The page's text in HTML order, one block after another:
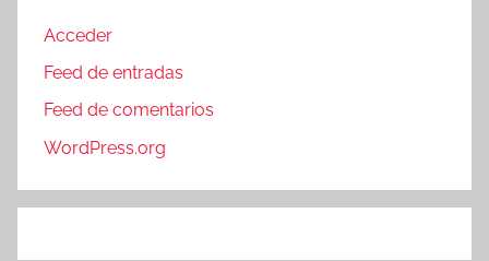
Acceder
Feed de entradas
Feed de comentarios
WordPress.org